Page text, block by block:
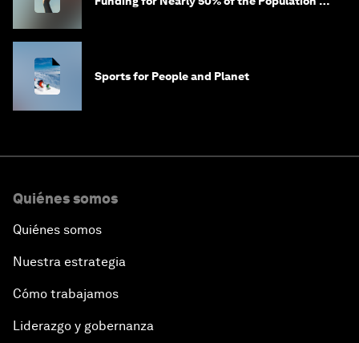
Sports for People and Planet
Quiénes somos
Quiénes somos
Nuestra estrategia
Cómo trabajamos
Liderazgo y gobernanza